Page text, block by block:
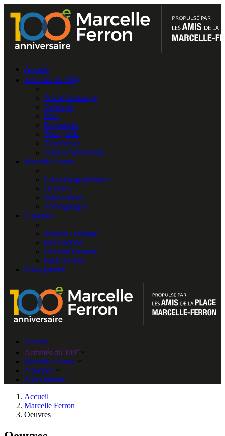
Accueil
Activités du 100e
Soirée hommage
Colloque
Film
Exposition
Tour guidé
Conférence
Autres événements
Marcelle Ferron
Notes biographiques
Oeuvres
Publications
Témoignages
À propos
Mandat et équipe
Réalisations
Devenir membre
Faire un don
Nous joindre
Accueil
Activités du 100e
Marcelle Ferron
À propos
Nous joindre
Accueil
Marcelle Ferron
Oeuvres